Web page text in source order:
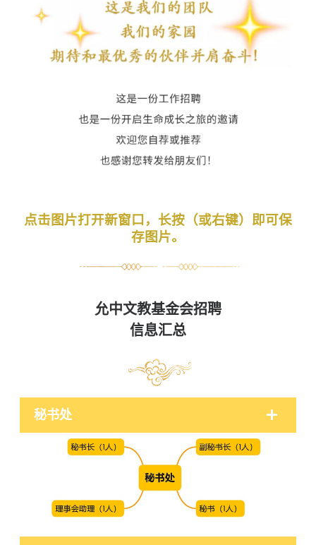
点击图片打开新窗口，长按（或右键）即可保
存图片。
允中文教基金会招聘
信息汇总
秘书处